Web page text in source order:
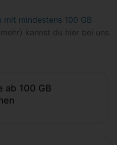
mindestens 100 GB
kannst du hier bei uns
ab 100 GB